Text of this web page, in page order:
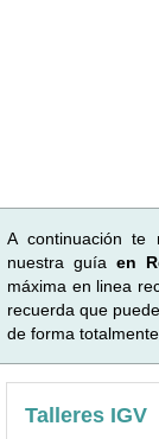
A continuación te
nuestra guía en
máxima en linea
recuerda que
de forma
Talleres IGV